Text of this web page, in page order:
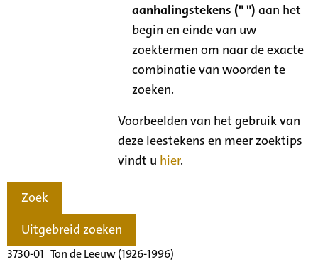
aanhalingstekens (" ") aan het
begin en einde van uw
zoektermen om naar de exacte
combinatie van woorden te
zoeken.
Voorbeelden van het gebruik van
deze leestekens en meer zoektips
vindt u hier.
Zoek
Uitgebreid zoeken
3730-01 Ton de Leeuw (1926-1996)